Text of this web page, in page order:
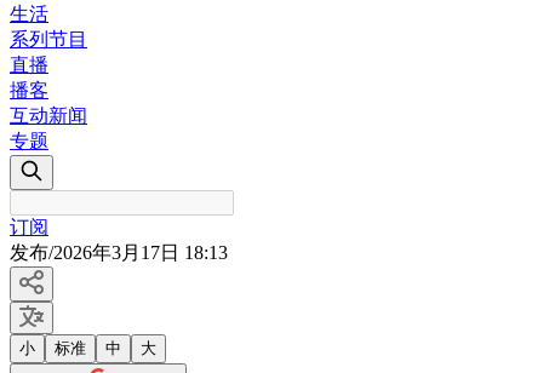
生活
系列节目
直播
播客
互动新闻
专题
订阅
发布/2026年3月17日 18:13
小 标准 中 大